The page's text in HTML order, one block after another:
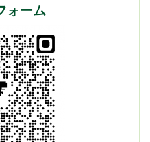
ォーム